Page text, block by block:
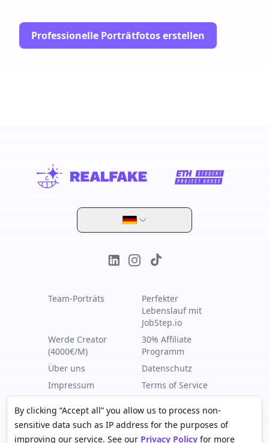
By clicking “Accept all” you allow us to process non-
sensitive data such as IP address for the purposes of
improving our service. See our Privacy Policy for more
Professionelle Porträtfotos erstellen
LinkedinInstagram
Tik Tok
Team-Porträts
Perfekter
Lebenslauf mit
JobStep.io
Werde Creator
(4000€/M)
30% Affiliate
Programm
Über uns
Datenschutz
Impressum
Terms of Service
Copyright © 2024 Profaile GmbH - Alle
Rechte vorbehalten